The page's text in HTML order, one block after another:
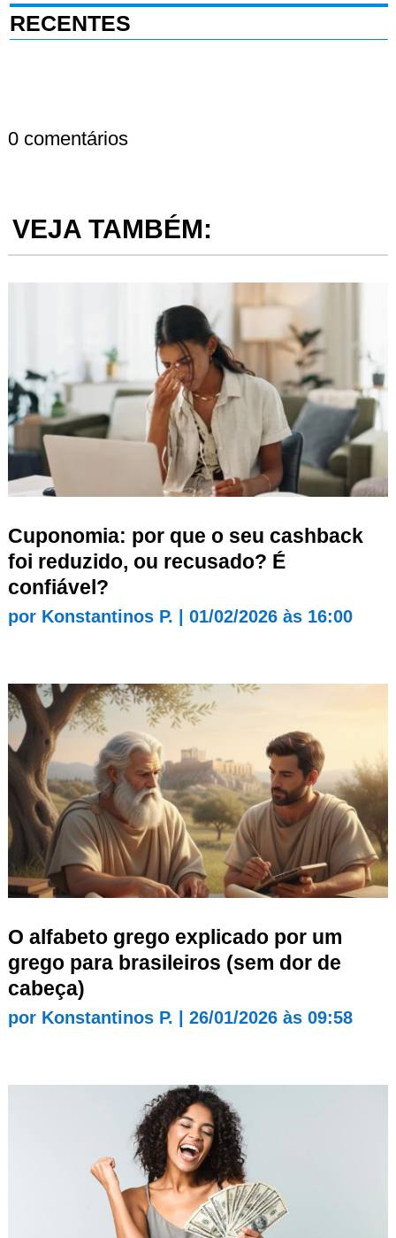
RECENTES
0 comentários
VEJA TAMBÉM:
Cuponomia: por que o seu cashback
foi reduzido, ou recusado? É
confiável?
por Konstantinos P. 01/02/2026 às 16:00
O alfabeto grego explicado por um
grego para brasileiros (sem dor de
cabeça)
por Konstantinos P. 26/01/2026 às 09:58